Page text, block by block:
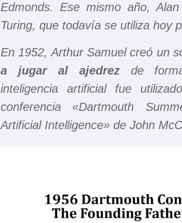
Edmonds. Ese mismo año,
Turing, que todavía se utiliza hoy
En 1952, ArthurSamuel creó un
a jugar al ajedrez de
inteligencia artificial fue
conferencia «Dartmouth
Artificial Intelligence» de John